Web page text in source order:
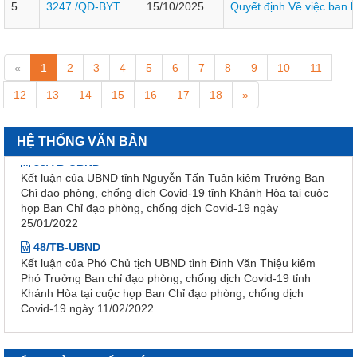
5 3247 /QĐ-BYT 15/10/2025 Quyết định Về việc ban
« 1 2 3 4 5 6 7 8 9 10 11
12 13 14 15 16 17 18 »
HỆ THỐNG VĂN BẢN
Nghị định Quy định chi tiết Luật Xử lý vi phạm hành chính về
thẩm quyền xử phạt vi phạm hành chính
318/VPCQTT
V/v định hướng công tác tuyên truyền, đấu tranh phản bác về
nhân quyền tháng 01/2026
1265/HD-BCĐ
HƯỚNG DẪN QUẢN LÝ NGƯỜI MẮC COVID-19 TẠI NHÀ
38/TB-UBND
Kết luận của UBND tỉnh Nguyễn Tấn Tuân kiêm Trưởng Ban
Chỉ đạo phòng, chống dịch Covid-19 tỉnh Khánh Hòa tại cuộc
họp Ban Chỉ đạo phòng, chống dịch Covid-19 ngày
25/01/2022
Kết luận của Phó Chủ tịch UBND tỉnh Đinh Văn Thiệu kiêm
Phó Trưởng Ban chỉ đạo phòng, chống dịch Covid-19 tỉnh
Khánh Hòa tại cuộc họp Ban Chỉ đạo phòng, chống dịch
Covid-19 ngày 11/02/2022
38/TB-UBND
Kết luận của Chủ tịch UBND tỉnh Nguyễn Tấn Tuân kiêm
Trưởng Ban chỉ đạo phòng, chống dịch Covid-19 tỉnh Khánh